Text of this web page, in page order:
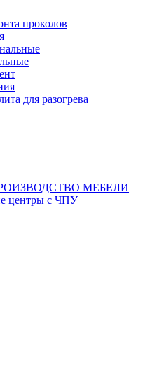
проколов
для разогрева
МЕБЕЛИ
центры с ЧПУ